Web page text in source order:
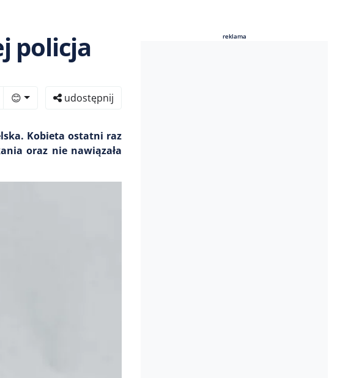
policja
😊 udostępnij
Kobieta ostatni raz
oraz nie nawiązała
reklama
reklama